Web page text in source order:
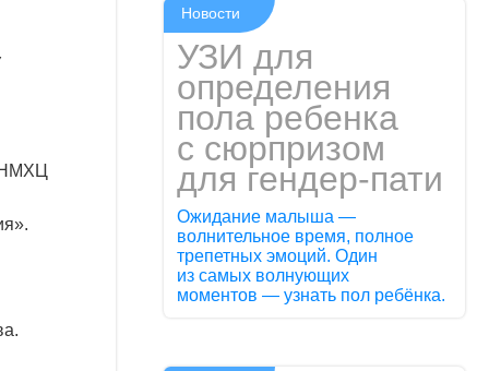
НМХЦ
.
УЗИ для
определения
пола ребенка
с сюрпризом
для гендер-пати
Ожидание малыша —
волнительное время, полное
трепетных эмоций. Один
из самых волнующих
моментов — узнать пол ребёнка.
Новости